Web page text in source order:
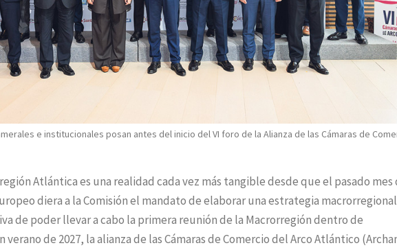
e institucionales posan antes del inicio del VI foro de la Alianza de las Cámaras de
Atlántica es una realidad cada vez más tangible desde que el pasado mes
diera a la Comisión el mandato de elaborar una estrategia
de poder llevar a cabo la primera reunión de la Macrorregión dentro de
de 2027, la alianza de las Cámaras de Comercio del Arco Atlántico